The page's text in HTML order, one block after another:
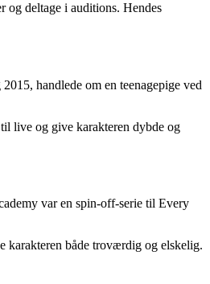
og deltage i auditions. Hendes
handlede om en teenagepige ved
live og give karakteren dybde og
var en spin-off-serie til Every
karakteren både troværdig og elskelig.